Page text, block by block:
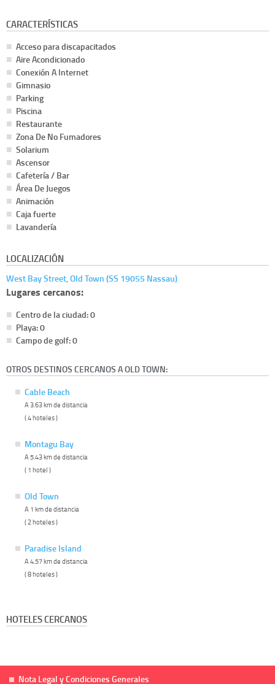
CARACTERÍSTICAS
Acceso para discapacitados
Aire Acondicionado
Conexión A Internet
Gimnasio
Parking
Piscina
Restaurante
Zona De No Fumadores
Solarium
Ascensor
Cafetería / Bar
Área De Juegos
Animación
Caja fuerte
Lavandería
LOCALIZACIÓN
West Bay Street, Old Town (SS 19055 Nassau)
Lugares cercanos:
Centro de la ciudad: 0
Playa: 0
Campo de golf: 0
OTROS DESTINOS CERCANOS A OLD TOWN:
Cable Beach
A 3.63 km de distancia
( 4 hoteles )
Montagu Bay
A 5.43 km de distancia
( 1 hotel )
Old Town
A 1 km de distancia
( 2 hoteles )
Paradise Island
A 4.57 km de distancia
( 8 hoteles )
HOTELES CERCANOS
Nota Legal y Condiciones Generales